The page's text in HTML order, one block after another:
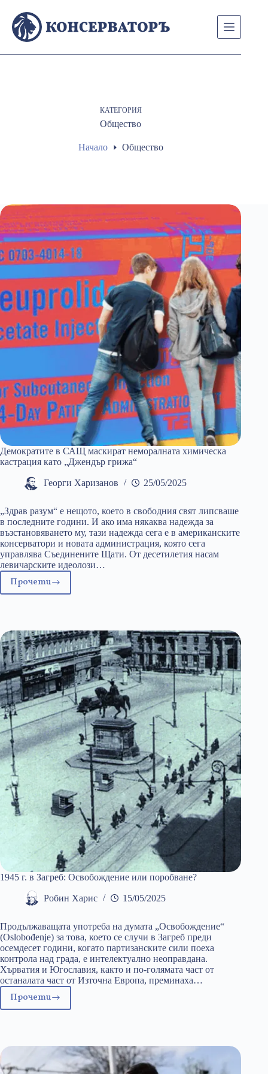
content
КАТЕГОРИЯ
Общество
Начало Общество
Демократите в САЩ маскират неморалната химическа
кастрация като „Джендър грижа“
Георги Харизанов 25/05/2025
„Здрав разум“ е нещото, което в свободния свят липсваше
в последните години. И ако има някаква надежда за
възстановяването му, тази надежда сега е в американските
консерватори и новата администрация, която сега
управлява Съединените Щати. От десетилетия насам
левичарските идеолози…
ПрочетиДемократите
неморалната
химическа
кастрация
като
„Джендър
грижа“
1945 г. в Загреб: Освобождение или поробване?
Робин Харис 15/05/2025
Продължаващата употреба на думата „Освобождение“
(Oslobođenje) за това, което се случи в Загреб преди
осемдесет години, когато партизанските сили поеха
контрола над града, е интелектуално неоправдана.
Хърватия и Югославия, както и по-голямата част от
останалата част от Източна Европа, преминаха…
Прочети
1945
Освобождение
или